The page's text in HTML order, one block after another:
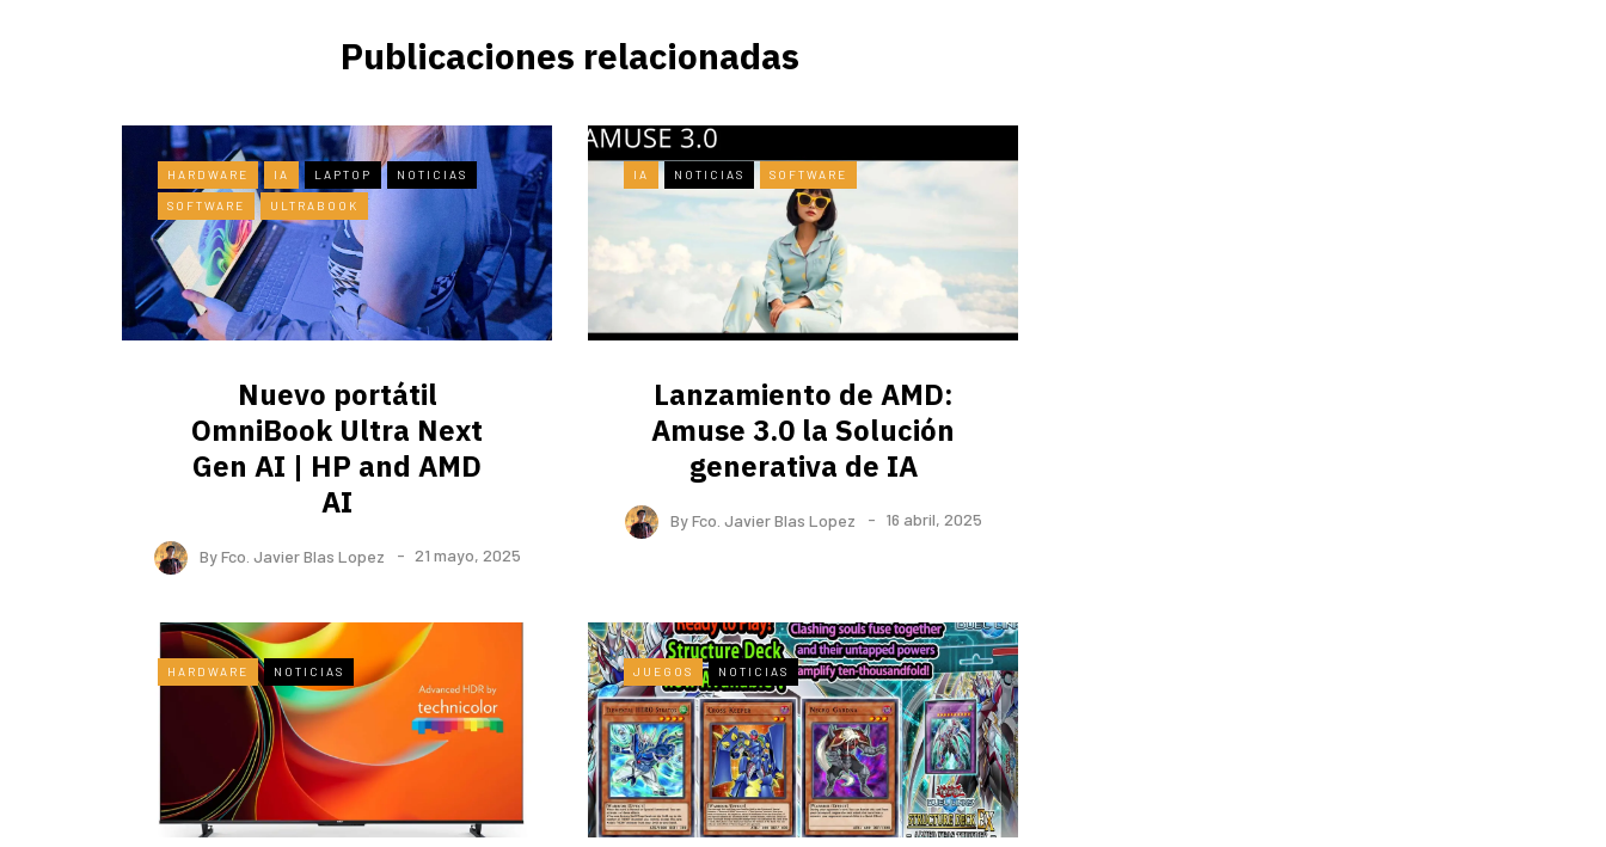
Publicaciones relacionadas
HARDWARE IA LAPTOP NOTICIAS
SOFTWARE ULTRABOOK
Nuevo portátil
OmniBook Ultra ​Next
Gen AI | HP and AMD
AI
ByFco. Javier Blas Lopez 21 mayo, 2025
IA NOTICIAS SOFTWARE
Lanzamiento de AMD:
Amuse 3.0 la Solución
generativa de IA
ByFco. Javier Blas Lopez 16 abril, 2025
HARDWARE NOTICIAS JUEGOS NOTICIAS